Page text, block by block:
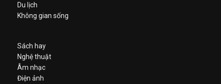
Du lịch
Không gian sống
Sách hay
Nghệ thuật
Âm nhạc
Điện ảnh